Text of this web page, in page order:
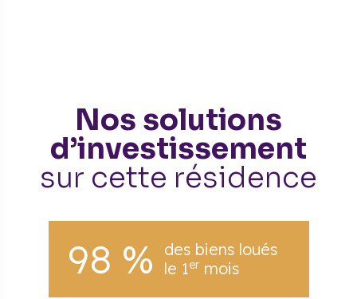
Nos solutions
d’investissement
sur cette résidence
98 %
des biens loués
le 1ermois